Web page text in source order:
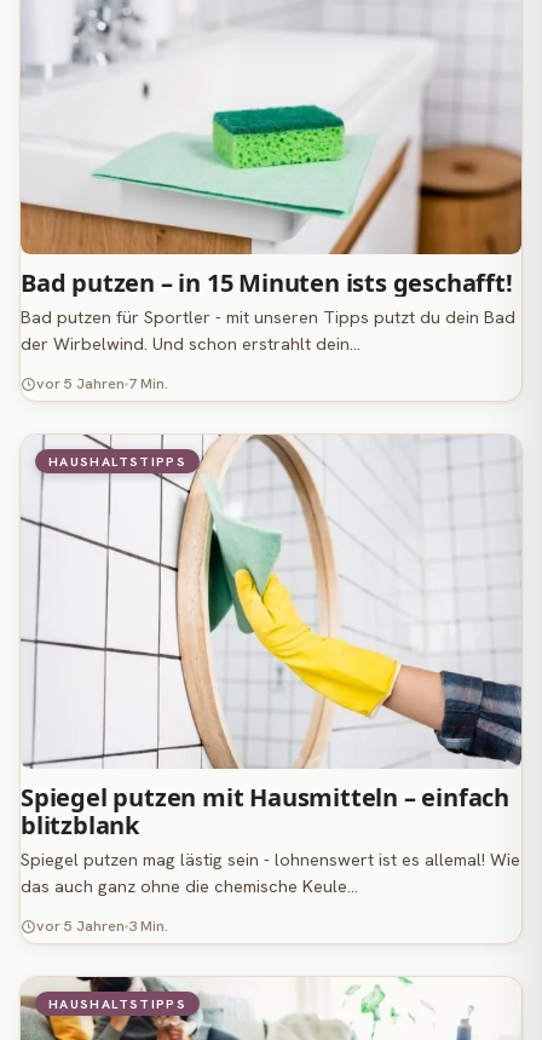
Bad putzen – in 15 Minuten ists geschafft!
Bad putzen für Sportler - mit unseren Tipps putzt du dein Bad
der Wirbelwind. Und schon erstrahlt dein…
vor 5 Jahren 7 Min.
HAUSHALTSTIPPS
Spiegel putzen mit Hausmitteln – einfach
blitzblank
Spiegel putzen mag lästig sein - lohnenswert ist es allemal! Wie
das auch ganz ohne die chemische Keule…
vor 5 Jahren 3 Min.
HAUSHALTSTIPPS